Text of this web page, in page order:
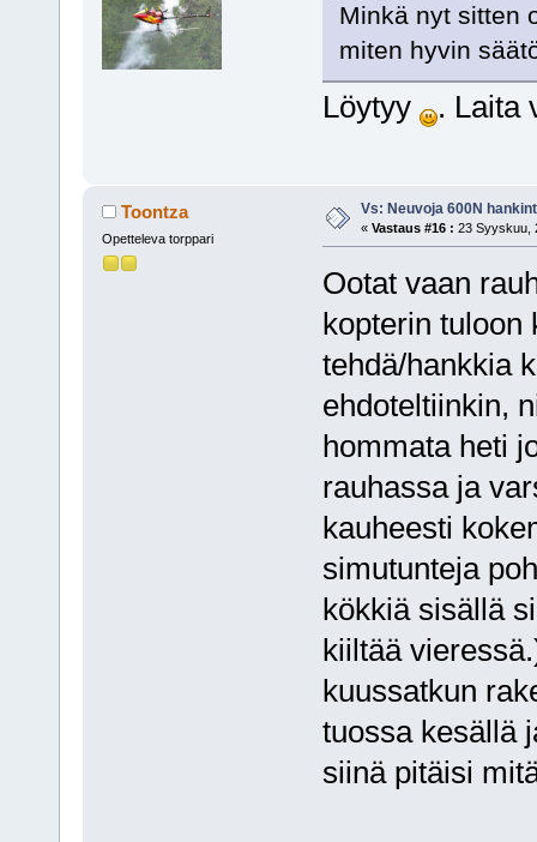
Minkä nyt sitten
miten hyvin
Löytyy . Laita
Toontza
Opetteleva torppari
Vs: Neuvoja 600N
« Vastaus #16 : 23 Syyskuu,
Ootat vaan
kopterin tuloon
tehdä/hankkia
ehdoteltiinkin,
hommata heti
rauhassa ja
kauheesti
simutunteja
kökkiä sisällä
kiiltää
kuussatkun
tuossa kesällä
siinä pitäisi